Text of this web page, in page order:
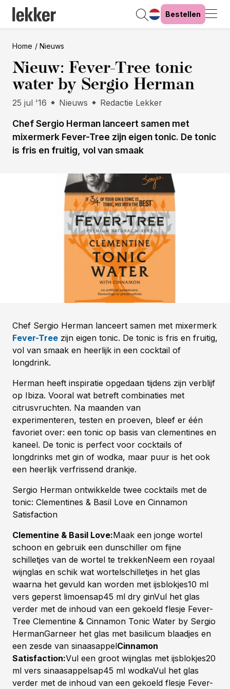
Bestellen
Home Nieuws
Nieuw: Fever-Tree tonic
water by Sergio Herman
25 jul '16 Nieuws Redactie Lekker
Chef Sergio Herman lanceert samen met
mixermerk Fever-Tree zijn eigen tonic. De tonic
is fris en fruitig, vol van smaak
Chef Sergio Herman lanceert samen met mixermerk
Fever-Tree zijn eigen tonic. De tonic is fris en fruitig,
vol van smaak en heerlijk in een cocktail of
longdrink.
Herman heeft inspiratie opgedaan tijdens zijn verblijf
op Ibiza. Vooral wat betreft combinaties met
citrusvruchten. Na maanden van
experimenteren, testen en proeven, bleef er één
favoriet over: een tonic op basis van clementines en
kaneel. De tonic is perfect voor cocktails of
longdrinks met gin of wodka, maar puur is het ook
een heerlijk verfrissend drankje.
Sergio Herman ontwikkelde twee cocktails met de
tonic: Clementines & Basil Love en Cinnamon
Satisfaction
Clementine & Basil Love:Maak een jonge wortel
schoon en gebruik een dunschiller om fijne
schilletjes van de wortel te trekkenNeem een royaal
wijnglas en schik wat wortelschilletjes in het glas
waarna het gevuld kan worden met ijsblokjes10 ml
vers geperst limoensap45 ml dry ginVul het glas
verder met de inhoud van een gekoeld flesje Fever-
Tree Clementine & Cinnamon Tonic Water by Sergio
HermanGarneer het glas met basilicum blaadjes en
een zesde van sinaasappelCinnamon
Satisfaction:Vul een groot wijnglas met ijsblokjes20
ml vers sinaasappelsap45 ml wodkaVul het glas
verder met de inhoud van een gekoeld flesje Fever-